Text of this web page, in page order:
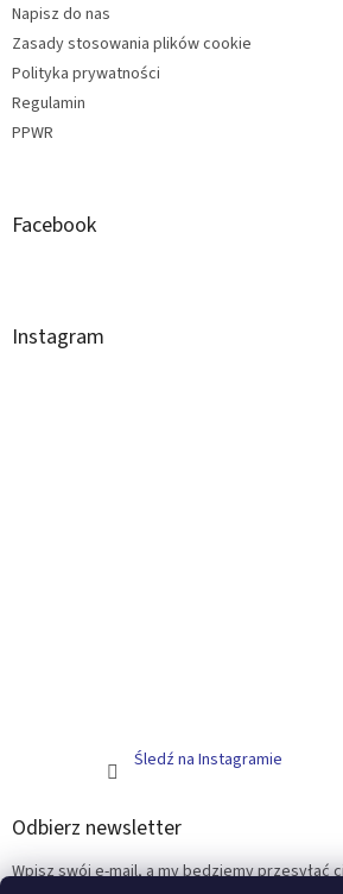
Napisz do nas
Zasady stosowania plików cookie
Polityka prywatności
Regulamin
PPWR
Facebook
Instagram
Śledź na Instagramie
Odbierz newsletter
Wpisz swój e-mail, a my będziemy przesyłać